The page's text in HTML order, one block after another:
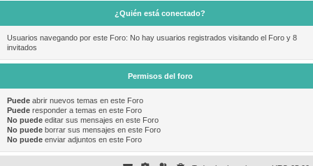
¿Quién está conectado?
Usuarios navegando por este Foro: No hay usuarios registrados visitando el Foro y 8
invitados
Permisos del foro
Puede abrir nuevos temas en este Foro
Puede responder a temas en este Foro
No puede editar sus mensajes en este Foro
No puede borrar sus mensajes en este Foro
No puede enviar adjuntos en este Foro